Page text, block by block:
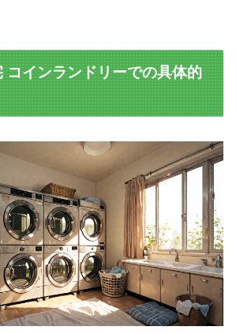
コインランドリーでの具体的